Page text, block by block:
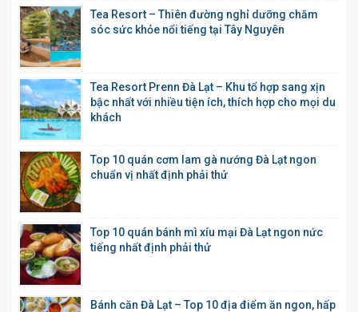
Tea Resort – Thiên đường nghỉ dưỡng chăm
sóc sức khỏe nổi tiếng tại Tây Nguyên
Tea Resort Prenn Đà Lạt – Khu tổ hợp sang xịn
bậc nhất với nhiều tiện ích, thích hợp cho mọi du
khách
Top 10 quán cơm lam gà nướng Đà Lạt ngon
chuẩn vị nhất định phải thử
Top 10 quán bánh mì xíu mại Đà Lạt ngon nức
tiếng nhất định phải thử
Bánh căn Đà Lạt – Top 10 địa điểm ăn ngon, hấp